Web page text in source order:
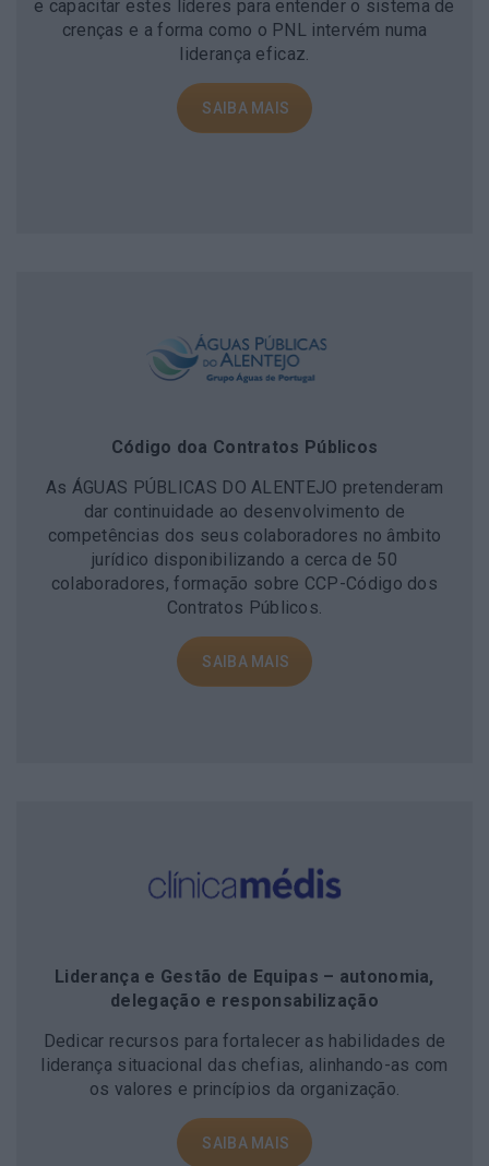
e capacitar estes líderes para entender o sistema de
crenças e a forma como o PNL intervém numa
liderança eficaz.
Código doa Contratos Públicos
As ÁGUAS PÚBLICAS DO ALENTEJO pretenderam
dar continuidade ao desenvolvimento de
competências dos seus colaboradores no âmbito
jurídico disponibilizando a cerca de 50
colaboradores, formação sobre CCP-Código dos
Contratos Públicos.
Liderança e Gestão de Equipas – autonomia,
delegação e responsabilização
Dedicar recursos para fortalecer as habilidades de
liderança situacional das chefias, alinhando-as com
os valores e princípios da organização.